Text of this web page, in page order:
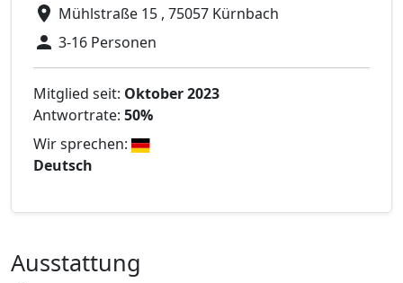
Mühlstraße 15 , 75057 Kürnbach
3-16 Personen
Mitglied seit: Oktober 2023
Antwortrate: 50%
Wir sprechen:
Deutsch
Ausstattung